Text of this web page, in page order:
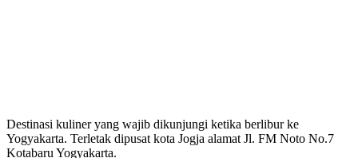
Destinasi kuliner yang wajib dikunjungi ketika berlibur ke
Yogyakarta. Terletak dipusat kota Jogja alamat Jl. FM Noto No.7
Kotabaru Yogyakarta.